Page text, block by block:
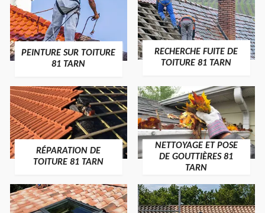
PEINTURE SUR TOITURE
81 TARN
RECHERCHE FUITE DE
TOITURE 81 TARN
RÉPARATION DE
TOITURE 81 TARN
NETTOYAGE ET POSE
DE GOUTTIÈRES 81
TARN